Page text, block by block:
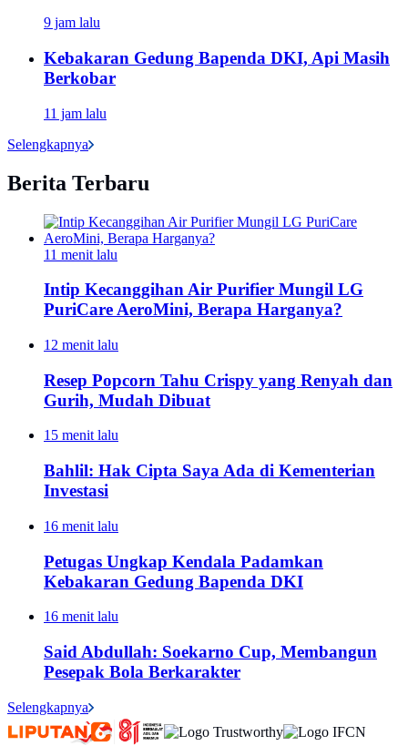
9 jam lalu
Kebakaran Gedung Bapenda DKI, Api Masih
Berkobar
11 jam lalu
Selengkapnya
Berita Terbaru
11 menit lalu
Intip Kecanggihan Air Purifier Mungil LG
PuriCare AeroMini, Berapa Harganya?
12 menit lalu
Resep Popcorn Tahu Crispy yang Renyah dan
Gurih, Mudah Dibuat
15 menit lalu
Bahlil: Hak Cipta Saya Ada di Kementerian
Investasi
16 menit lalu
Petugas Ungkap Kendala Padamkan
Kebakaran Gedung Bapenda DKI
16 menit lalu
Said Abdullah: Soekarno Cup, Membangun
Pesepak Bola Berkarakter
Selengkapnya